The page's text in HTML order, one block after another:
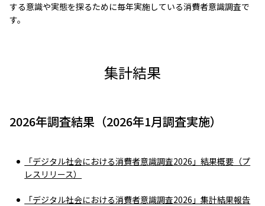
する意識や実態を探るために毎年実施している消費者意識調査で
す。
集計結果
2026年調査結果（2026年1月調査実施）
「デジタル社会における消費者意識調査2026」結果概要（プ
レスリリース）
「デジタル社会における消費者意識調査2026」集計結果報告